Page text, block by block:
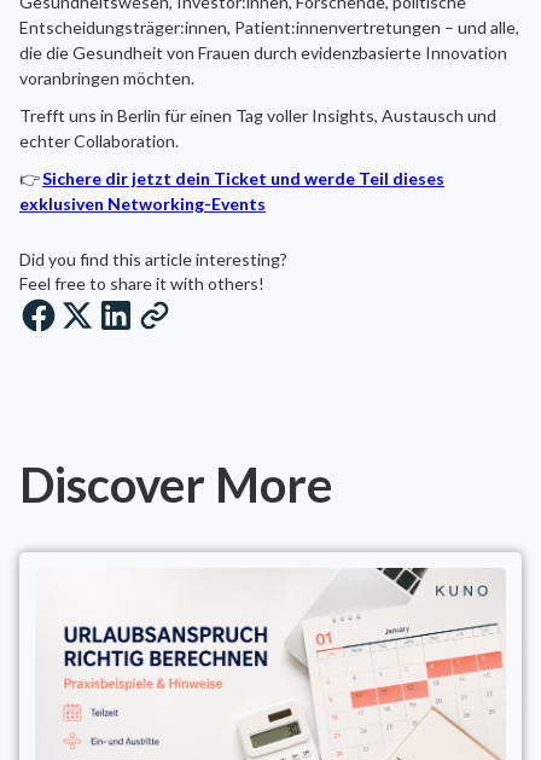
Entscheidungsträger:innen, Patient:innenvertretungen – und alle,
die die Gesundheit von Frauen durch evidenzbasierte Innovation
voranbringen möchten.
Trefft uns in Berlin für einen Tag voller Insights, Austausch und
echter Collaboration.
👉Sichere dir jetzt dein Ticket und werde Teil dieses
exklusiven Networking-Events
Did you find this article interesting?
Feel free to share it with others!
Discover More